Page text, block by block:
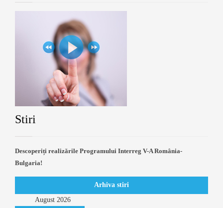
Stiri
Descoperiți realizările Programului Interreg V-A România-
Bulgaria!
Arhiva stiri
August 2026